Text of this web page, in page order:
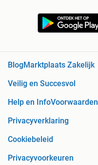
BlogMarktplaats Zakelijk
Veilig en Succesvol
Help en InfoVoorwaarden
Privacyverklaring
Cookiebeleid
Privacyvoorkeuren